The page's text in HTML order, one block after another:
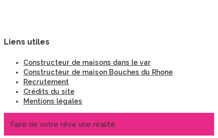
Liens utiles
Constructeur de maisons dans le var
Constructeur de maison Bouches du Rhone
Recrutement
Crédits du site
Mentions légales
Faire de votre rêve une réalité